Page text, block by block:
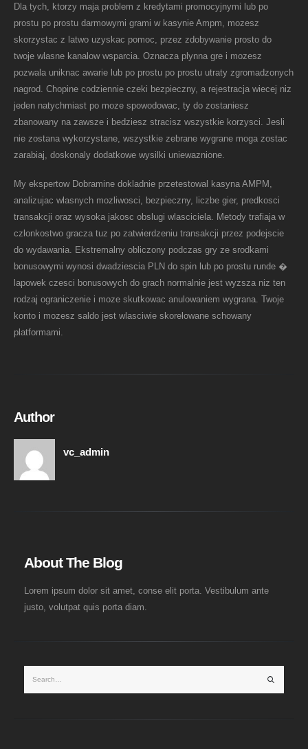
Dla tych, ktorzy maja problem z kredytami promocyjnymi lub po
prostu po prostu darmowymi grami w kasynie Ampm, mozesz
skorzystac z latwo uzyskac pomoc, przez zdobywanie prosto do
twoje wlasne kanalow wsparcia. Oznacza plynna gre i mozesz
pozwala uniknac awarie lub po prostu po prostu utraty zgromadzonych
nagrod. Chopine codziennie czeki bezpieczny, a rejestracja wiecej niz
jeden natychmiast po moze spowodowac, ty do zostaniesz
zbanowany na zawsze i bedziesz stracisz wszystkie korzysci. Jesli
nie zostana wykorzystane, wszystkie zebrane wygrane moga zostac
zarabiaj, doskonaly dodatkowe wysilki uniewaznione.
My ekspertow Dobramine dokladnie przetestowal kasyna AMPM,
analizujac wlasnych mozliwosci, bezpieczny, liczbe gier, predkosci
transakcji oraz wysoka jakosc obslugi wlasciciela. Metody trafiaja w
czlonkostwo gracza tuz po zatwierdzeniu transakcji przez podejscie
do wydawania. Ekstremalny obliczony podczas gry ze srodkami
bonusowymi wynosi dwadziescia PLN do spin lub po prostu runde �
lapowek czesci bonusowych do grach normalnie jest wyzsza niz ten
rodzaj ograniczenie i moze skutkowac anulowaniem wygrana. Twoje
konto i mozesz saldo jest wlasciwie skorelowane schowany
platformami.
Author
vc_admin
About The Blog
Lorem ipsum dolor sit amet, conse elit porta. Vestibulum ante
justo, volutpat quis porta diam.